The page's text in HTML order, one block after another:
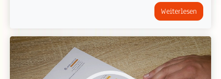
Weiterlesen